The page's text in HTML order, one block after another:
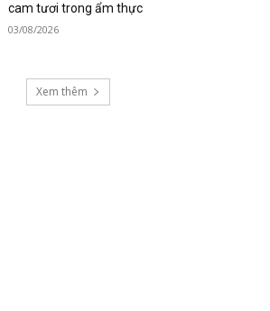
cam tươi trong ẩm thực
03/08/2026
Xem thêm